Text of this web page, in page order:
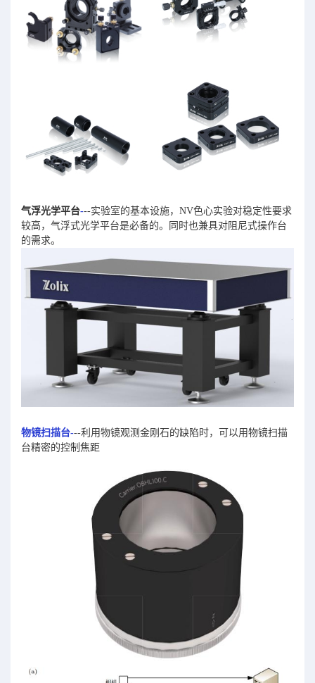
气浮光学平台---实验室的基本设施，NV色心实验对稳定性要求
较高，气浮式光学平台是必备的。同时也兼具对阻尼式操作台
的需求。
物镜扫描台---利用物镜观测金刚石的缺陷时，可以用物镜扫描
台精密的控制焦距